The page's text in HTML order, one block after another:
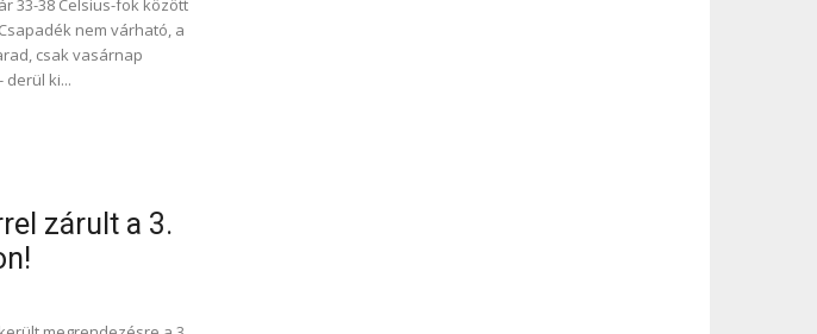
33-38 Celsius-fok között
nem várható, a
csak vasárnap
derül ki...
zárult a 3.